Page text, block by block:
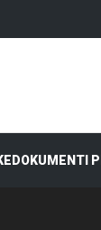
DOKUMENTI